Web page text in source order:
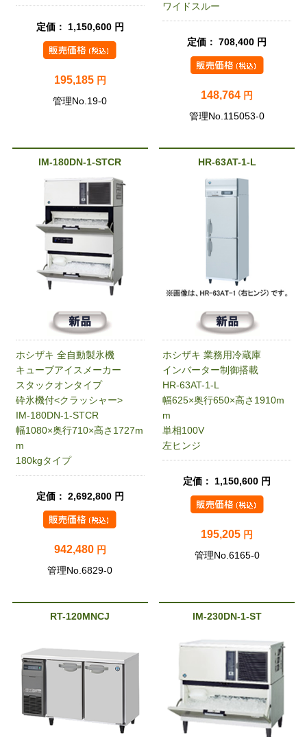
定価： 1,150,600 円
195,185 円
管理No.19-0
ワイドスルー
定価： 708,400 円
148,764 円
管理No.115053-0
IM-180DN-1-STCR
ホシザキ 全自動製氷機
キューブアイスメーカー
スタックオンタイプ
砕氷機付<クラッシャー>
IM-180DN-1-STCR
幅1080×奥行710×高さ1727m
m
180kgタイプ
定価： 2,692,800 円
942,480 円
管理No.6829-0
HR-63AT-1-L
ホシザキ 業務用冷蔵庫
インバーター制御搭載
HR-63AT-1-L
幅625×奥行650×高さ1910m
m
単相100V
左ヒンジ
定価： 1,150,600 円
195,205 円
管理No.6165-0
RT-120MNCJ IM-230DN-1-ST